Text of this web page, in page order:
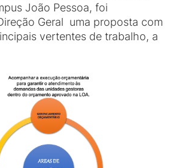
João Pessoa, foi
Geral uma proposta com
vertentes de trabalho, a